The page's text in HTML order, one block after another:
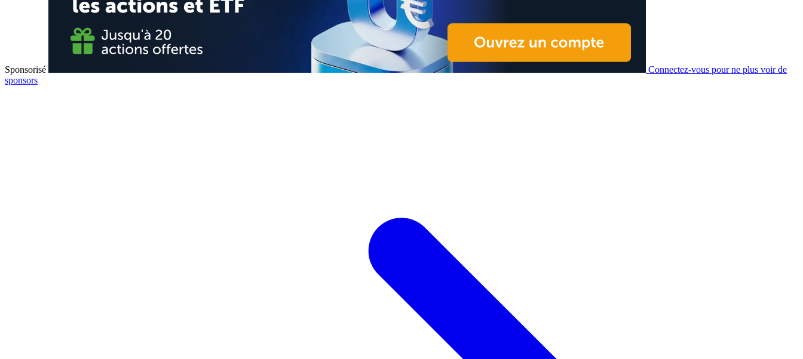
Sponsorisé
Connectez-vous pour ne plus voir de
sponsors